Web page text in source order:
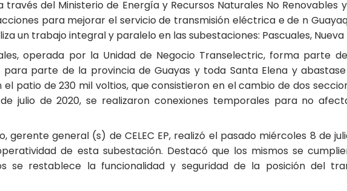
través del Ministerio de Energía y Recursos Naturales No Renovables
para mejorar el servicio de transmisión eléctrica e de n
un trabajo integral y paralelo en las subestaciones: Pascuales,
operada por la Unidad de Negocio Transelectric, forma parte
parte de la provincia de Guayas y toda Santa Elena y
patio de 230 mil voltios, que consistieron en el cambio de dos
julio de 2020, se realizaron conexiones temporales para no
gerente general (s) de CELEC EP, realizó el pasado miércoles 8 de
de esta subestación. Destacó que los mismos se
se restablece la funcionalidad y seguridad de la posición del